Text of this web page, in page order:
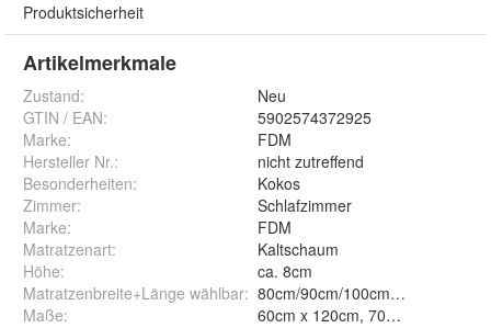
Produktsicherheit
Artikelmerkmale
Zustand:
Neu
GTIN / EAN:
5902574372925
Marke:
FDM
Hersteller Nr.:
nicht zutreffend
Besonderheiten:
Kokos
Zimmer:
Schlafzimmer
Marke:
FDM
Matratzenart:
Kaltschaum
Höhe:
ca. 8cm
Matratzenbreite+Länge wählbar: 80cm/90cm/100cm/120cm/
Maße: 60cm x 120cm, 70cm x 120cm,